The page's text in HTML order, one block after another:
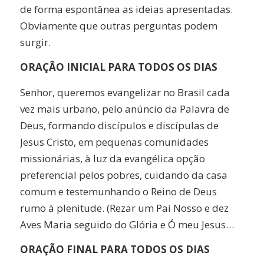
de forma espontânea as ideias apresentadas.
Obviamente que outras perguntas podem
surgir.
ORAÇÃO INICIAL PARA TODOS OS DIAS
Senhor, queremos evangelizar no Brasil cada
vez mais urbano, pelo anúncio da Palavra de
Deus, formando discípulos e discípulas de
Jesus Cristo, em pequenas comunidades
missionárias, à luz da evangélica opção
preferencial pelos pobres, cuidando da casa
comum e testemunhando o Reino de Deus
rumo à plenitude. (Rezar um Pai Nosso e dez
Aves Maria seguido do Glória e Ó meu Jesus…
ORAÇÃO FINAL PARA TODOS OS DIAS